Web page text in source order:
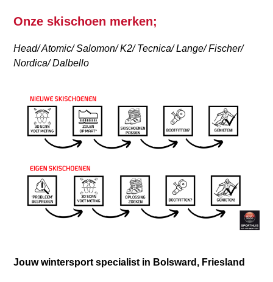
Onze skischoen merken;
Head/ Atomic/ Salomon/ K2/ Tecnica/ Lange/ Fischer/
Nordica/ Dalbello
Jouw wintersport specialist in Bolsward, Friesland